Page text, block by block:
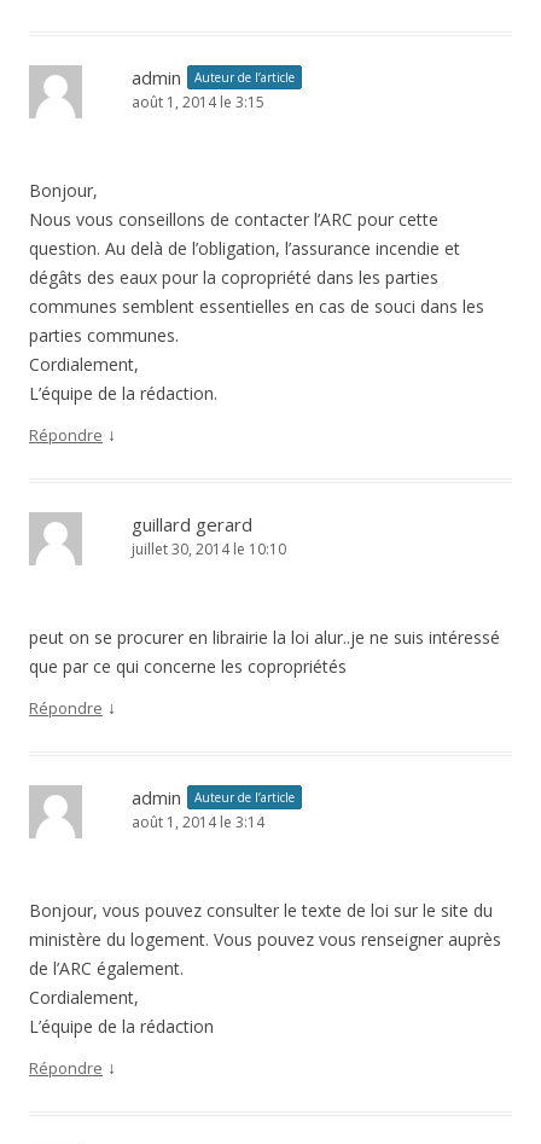
admin Auteur de l’article
août 1, 2014 le 3:15
Bonjour,
Nous vous conseillons de contacter l’ARC pour cette
question. Au delà de l’obligation, l’assurance incendie et
dégâts des eaux pour la copropriété dans les parties
communes semblent essentielles en cas de souci dans les
parties communes.
Cordialement,
L’équipe de la rédaction.
Répondre ↓
guillard gerard
juillet 30, 2014 le 10:10
peut on se procurer en librairie la loi alur..je ne suis intéressé
que par ce qui concerne les copropriétés
Répondre ↓
admin Auteur de l’article
août 1, 2014 le 3:14
Bonjour, vous pouvez consulter le texte de loi sur le site du
ministère du logement. Vous pouvez vous renseigner auprès
de l’ARC également.
Cordialement,
L’équipe de la rédaction
Répondre ↓